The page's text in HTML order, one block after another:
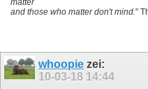
matter
and those who matter don't mind."
whoopie zei:
10-03-18 14:44